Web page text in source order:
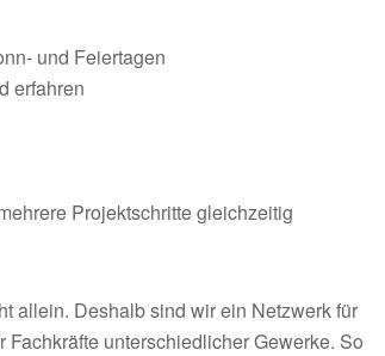
und Feiertagen
erfahren
Projektschritte gleichzeitig
allein. Deshalb sind wir ein Netzwerk für
unterschiedlicher Gewerke. So